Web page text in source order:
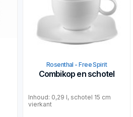
Rosenthal - Free Spirit
Combikop en schotel
Inhoud: 0,29 l, schotel 15 cm
vierkant